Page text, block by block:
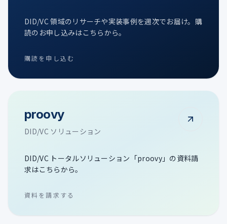
DID/VC 領域のリサーチや実装事例を週次でお届け。購
読のお申し込みはこちらから。
購読を申し込む
proovy
DID/VC ソリューション
DID/VC トータルソリューション「proovy」の資料請
求はこちらから。
資料を請求する